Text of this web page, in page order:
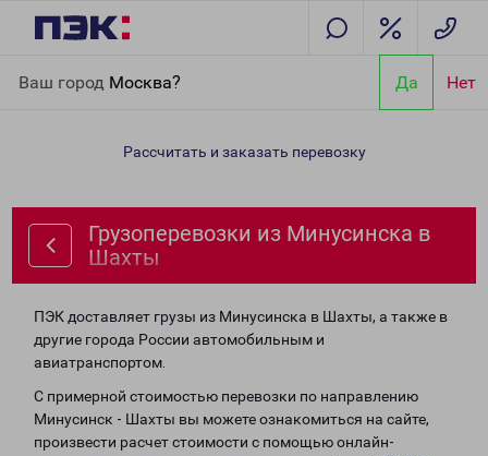
Ваш город Москва? Да Нет
Шахты
Рассчитать и заказать перевозку
Грузоперевозки из Минусинска в
Шахты
ПЭК доставляет грузы из Минусинска в Шахты, а также в
другие города России автомобильным и
авиатранспортом.
С примерной стоимостью перевозки по направлению
Минусинск - Шахты вы можете ознакомиться на сайте,
произвести расчет стоимости с помощью онлайн-